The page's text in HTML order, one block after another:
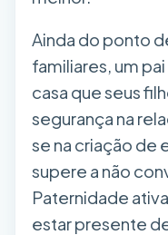
Ainda do ponto
familiares, um
casa que seus
segurança na
se na criação de
supere a não
Paternidade
estar presente